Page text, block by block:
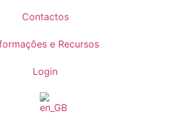
Contactos
e Recursos
Login